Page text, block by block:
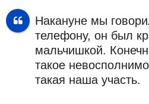
Накануне мы
телефону, он был
мальчишкой.
такое
такая наша участь.